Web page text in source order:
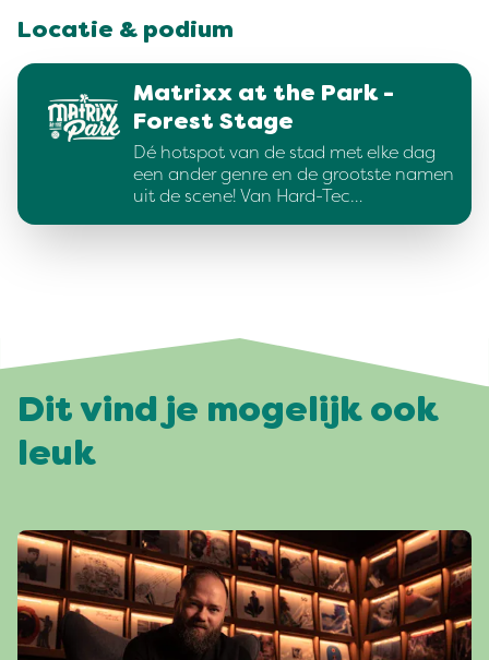
Locatie & podium
Matrixx at the Park -
Forest Stage
Dé hotspot van de stad met elke dag
een ander genre en de grootste namen
uit de scene! Van Hard-Tec…
Dit vind je mogelijk ook
leuk